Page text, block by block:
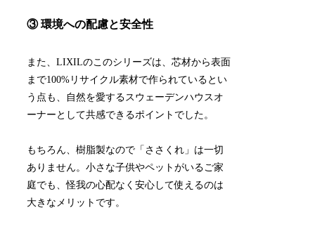
③ 環境への配慮と安全性
また、LIXILのこのシリーズは、芯材から表面
まで100%リサイクル素材で作られているとい
う点も、自然を愛するスウェーデンハウスオ
ーナーとして共感できるポイントでした。
もちろん、樹脂製なので「ささくれ」は一切
ありません。小さな子供やペットがいるご家
庭でも、怪我の心配なく安心して使えるのは
大きなメリットです。